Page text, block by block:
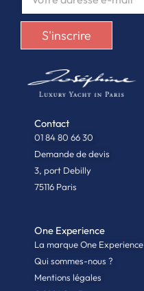
A
S'inscrire
Contact
01 84 80 66 30
Demande de devis
3, port Debilly
75116 Paris
One Experience
La marque One Experience
Qui sommes-nous ?
Mentions légales